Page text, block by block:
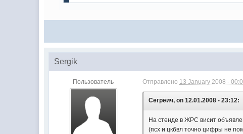
Sergik
Пользователь Отправлено 13 January 2008 -
Сегреич, on 12.01.2008 - 23:12:
На стенде в ЖРС висит
(псх и цкбвл точно цифры не